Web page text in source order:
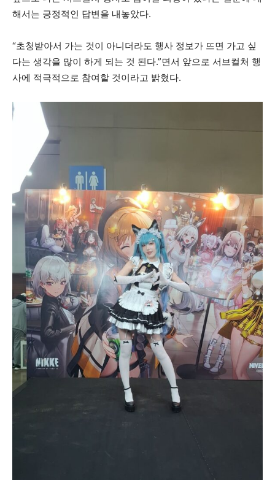
해서는 긍정적인 답변을 내놓았다.
“초청받아서 가는 것이 아니더라도 행사 정보가 뜨면 가고 싶
다는 생각을 많이 하게 되는 것 된다.”면서 앞으로 서브컬처 행
사에 적극적으로 참여할 것이라고 밝혔다.